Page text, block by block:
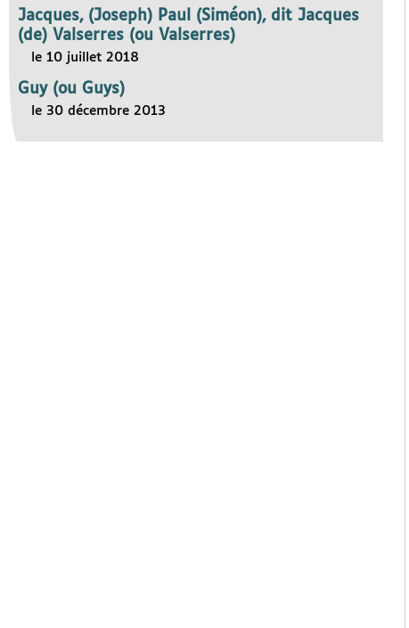
Jacques, (Joseph) Paul (Siméon), dit Jacques
(de) Valserres (ou Valserres)
le 10 juillet 2018
Guy (ou Guys)
le 30 décembre 2013